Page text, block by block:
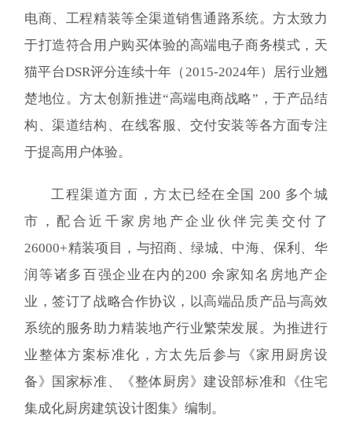
电商、工程精装等全渠道销售通路系统。方太致力
于打造符合用户购买体验的高端电子商务模式，天
猫平台DSR评分连续十年（2015-2024年）居行业翘
楚地位。方太创新推进“高端电商战略”，于产品结
构、渠道结构、在线客服、交付安装等各方面专注
于提高用户体验。
工程渠道方面，方太已经在全国 200 多个城
市，配合近千家房地产企业伙伴完美交付了
26000+精装项目，与招商、绿城、中海、保利、华
润等诸多百强企业在内的200 余家知名房地产企
业，签订了战略合作协议，以高端品质产品与高效
系统的服务助力精装地产行业繁荣发展。为推进行
业整体方案标准化，方太先后参与《家用厨房设
备》国家标准、《整体厨房》建设部标准和《住宅
集成化厨房建筑设计图集》编制。